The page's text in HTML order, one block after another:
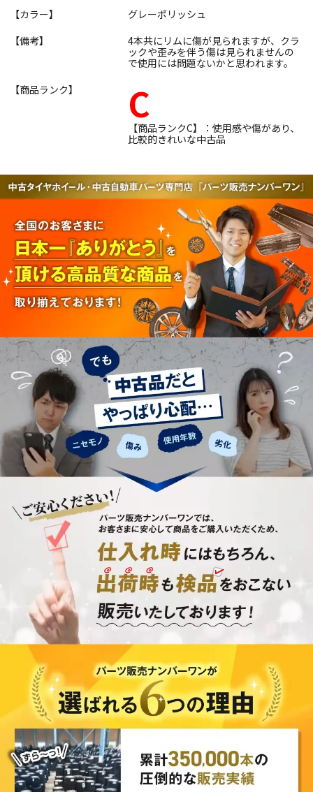
【カラー】
グレーポリッシュ
【備考】
4本共にリムに傷が見られますが、クラ
ックや歪みを伴う傷は見られませんの
で使用には問題ないかと思われます。
【商品ランク】
C
【商品ランクC】：使用感や傷があり、
比較的きれいな中古品